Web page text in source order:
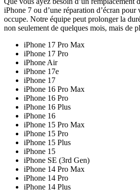
iPhone 7 ou d’une réparation d’écran pour
occupe. Notre équipe peut prolonger la
non seulement de quelques mois, mais de
iPhone 17 Pro Max
iPhone 17 Pro
iPhone Air
iPhone 17e
iPhone 17
iPhone 16 Pro Max
iPhone 16 Pro
iPhone 16 Plus
iPhone 16
iPhone 15 Pro Max
iPhone 15 Pro
iPhone 15 Plus
iPhone 15
iPhone SE (3rd Gen)
iPhone 14 Pro Max
iPhone 14 Pro
iPhone 14 Plus